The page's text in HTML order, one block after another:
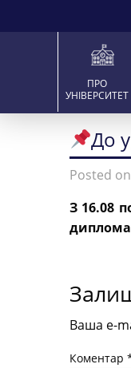
ПРО
УНІВЕРСИТЕТ
До
Posted
З 16.08
диплома
Ваша e-
Коментар